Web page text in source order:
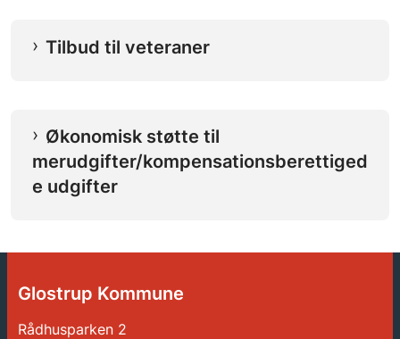
Tilbud til veteraner
Økonomisk støtte til
merudgifter/kompensationsberettiged
e udgifter
Glostrup Kommune
Rådhusparken 2